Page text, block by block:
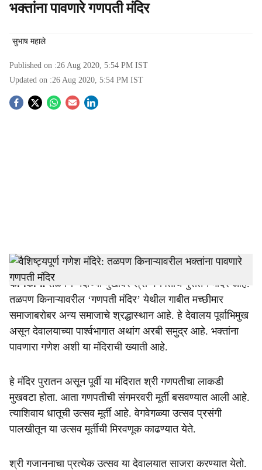
भक्तांना पावणारे गणपती मंदिर
सुभाष महाले
Published on :26 Aug 2020, 5:54 PM IST
Updated on :26 Aug 2020, 5:54 PM IST
S
h
a
r
e
वैशिष्ट्यपूर्ण गणेश मंदिरे: तळपण किनाऱ्यावरील भक्तांना पावणारे गणपती मंदिर
काणकोण:तळपण नदीच्या मुखावर श्री गणपतीचे पुरातन मंदिर आहे.
तळपण किनाऱ्यावरील ‘गणपती मंदिर’ येथील गाबीत मच्छीमार
समाजाबरोबर अन्य समाजाचे श्रद्धास्थान आहे. हे देवालय पूर्वाभिमुख
असून देवालयाच्या पार्श्वभागात अथांग अरबी समुद्र आहे. भक्तांना
पावणारा गणेश अशी या मंदिराची ख्याती आहे.
हे मंदिर पुरातन असून पूर्वी या मंदिरात श्री गणपतीचा लाकडी
मुखवटा होता. आता गणपतीची संगमरवरी मूर्ती बसवण्यात आली आहे.
त्याशिवाय धातूची उत्सव मूर्ती आहे. वेगवेगळ्या उत्सव प्रसंगी
पालखीतून या उत्सव मूर्तीची मिरवणूक काढण्यात येते.
श्री गजाननाचा प्रत्येक उत्सव या देवालयात साजरा करण्यात येतो.